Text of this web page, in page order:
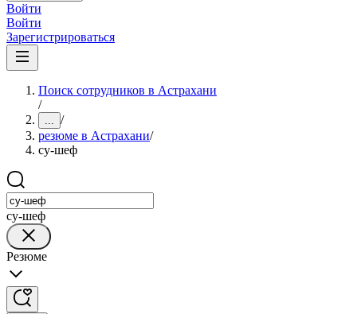
Войти
Войти
Зарегистрироваться
Поиск сотрудников в Астрахани
/
... /
резюме в Астрахани/
су-шеф
су-шеф
Резюме